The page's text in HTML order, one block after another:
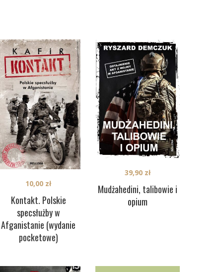
Kontakt. Polskie
specsłużby w
Afganistanie (wydanie
pocketowe)
10,00 zł
Mudżahedini, talibowie i
opium
39,90 zł